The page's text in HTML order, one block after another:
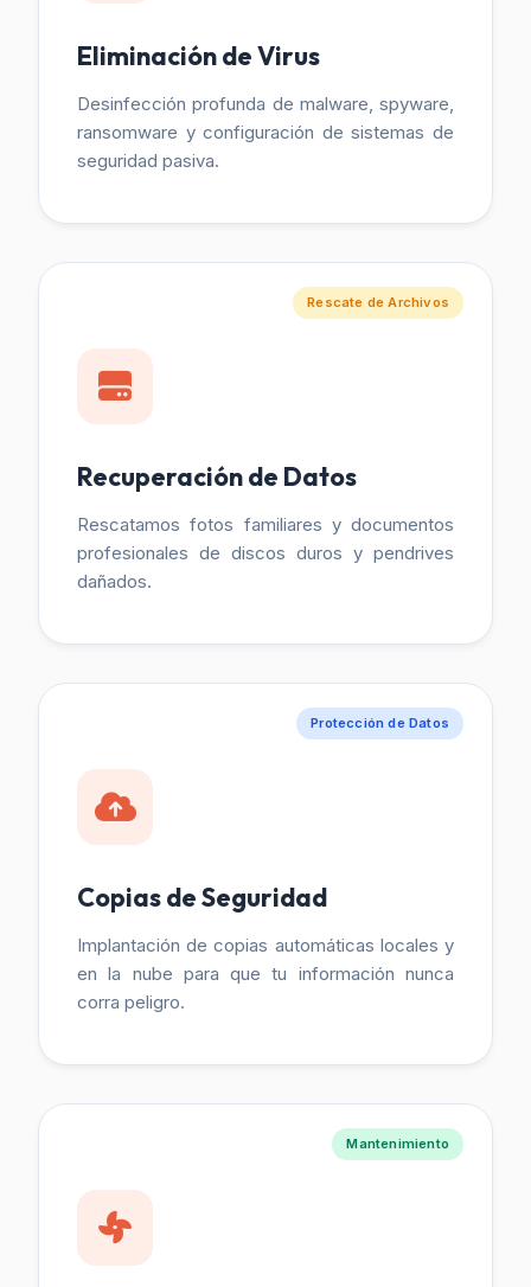
Eliminación de Virus
Desinfección profunda de malware, spyware,
ransomware y configuración de sistemas de
seguridad pasiva.
Rescate de Archivos
Recuperación de Datos
Rescatamos fotos familiares y documentos
profesionales de discos duros y pendrives
dañados.
Protección de Datos
Copias de Seguridad
Implantación de copias automáticas locales y
en la nube para que tu información nunca
corra peligro.
Mantenimiento